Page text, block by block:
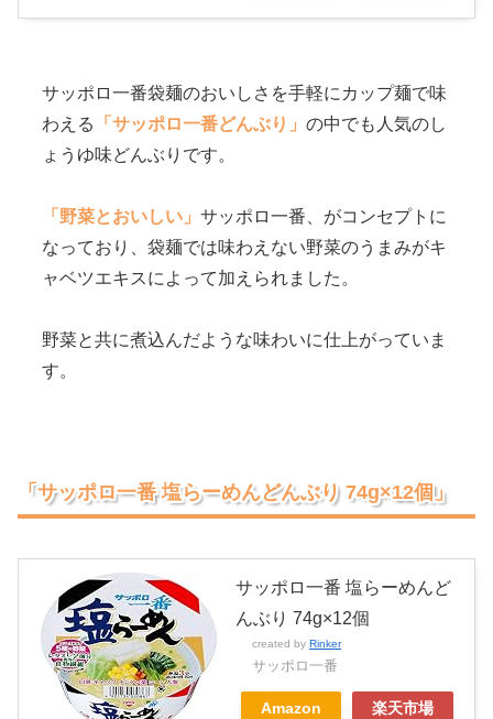
サッポロ一番袋麺のおいしさを手軽にカップ麺で味
わえる
「サッポロ一番どんぶり」の中でも人気のし
ょうゆ味どんぶりです。
「野菜とおいしい」サッポロ一番、がコンセプトに
なっており、袋麺では味わえない野菜のうまみがキ
ャベツエキスによって加えられました。
野菜と共に煮込んだような味わいに仕上がっていま
す。
「サッポロ一番 塩らーめんどんぶり 74g×12個」
サッポロ一番 塩らーめんど
んぶり 74g×12個
created by Rinker
サッポロ一番
Amazon 楽天市場